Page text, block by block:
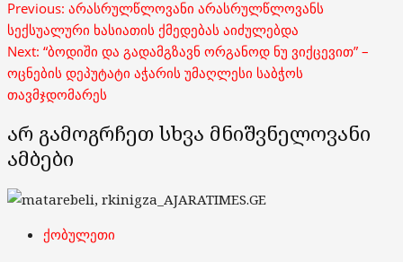
Post
navigation
Previous: არასრულწლოვანი არასრულწლოვანს
სექსუალური ხასიათის ქმედებას აიძულებდა
Next: “ბოდიში და გადამგზავნ ორგანოდ ნუ ვიქცევით” –
ოცნების დეპუტატი აჭარის უმაღლესი საბჭოს
თავმჯდომარეს
არ გამოგრჩეთ სხვა მნიშვნელოვანი
ამბები
ქობულეთი